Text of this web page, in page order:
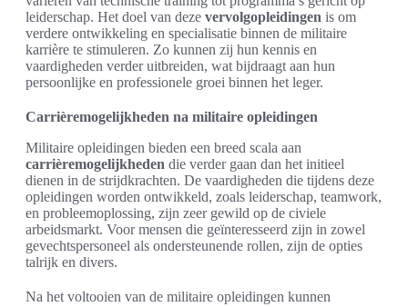
leiderschap. Het doel van deze vervolgopleidingen is om
verdere ontwikkeling en specialisatie binnen de militaire
karrière te stimuleren. Zo kunnen zij hun kennis en
vaardigheden verder uitbreiden, wat bijdraagt aan hun
persoonlijke en professionele groei binnen het leger.
Carrièremogelijkheden na militaire opleidingen
Militaire opleidingen bieden een breed scala aan
carrièremogelijkheden die verder gaan dan het initieel
dienen in de strijdkrachten. De vaardigheden die tijdens deze
opleidingen worden ontwikkeld, zoals leiderschap, teamwork,
en probleemoplossing, zijn zeer gewild op de civiele
arbeidsmarkt. Voor mensen die geïnteresseerd zijn in zowel
gevechtspersoneel als ondersteunende rollen, zijn de opties
talrijk en divers.
Na het voltooien van de militaire opleidingen kunnen